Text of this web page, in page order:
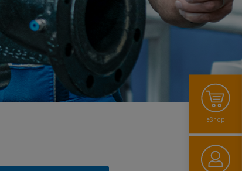
eShop